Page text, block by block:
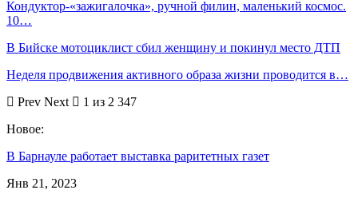
Кондуктор-«зажигалочка», ручной филин, маленький космос.
10…
В Бийске мотоциклист сбил женщину и покинул место ДТП
Неделя продвижения активного образа жизни проводится в…
Prev Next
1 из 2 347
Новое:
В Барнауле работает выставка раритетных газет
Янв 21, 2023